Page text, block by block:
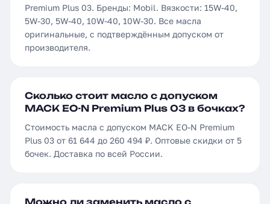
Premium Plus 03. Бренды: Mobil. Вязкости: 15W-40,
5W-30, 5W-40, 10W-40, 10W-30. Все масла
оригинальные, с подтверждённым допуском от
производителя.
Сколько стоит масло с допуском
MACK EO-N Premium Plus 03 в бочках?
Стоимость масла с допуском MACK EO-N Premium
Plus 03 от 61 644 до 260 494 ₽. Оптовые скидки от 5
бочек. Доставка по всей России.